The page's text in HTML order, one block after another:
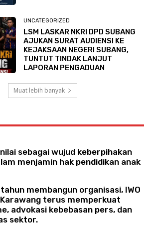
UNCATEGORIZED
LSM LASKAR NKRI DPD SUBANG
AJUKAN SURAT AUDIENSI KE
KEJAKSAAN NEGERI SUBANG,
TUNTUT TINDAK LANJUT
LAPORAN PENGADUAN
Muat lebih banyak
sebagai wujud keberpihakan
menjamin hak pendidikan anak
membangun organisasi, IWO
Karawang terus memperkuat
advokasi kebebasan pers, dan
sektor.